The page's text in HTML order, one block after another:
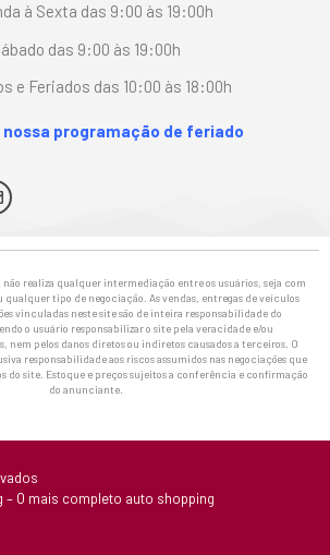
à Sexta das 9:00 às 19:00h
das 9:00 às 19:00h
e Feriados das 10:00 às 18:00h
programação de feriado
realiza qualquer intermediação entre os usuários, seja com
qualquer tipo de negociação. As vendas, entregas de veículos
vinculadas neste site são de inteira responsabilidade do
o usuário responsabilizar o site pela veracidade e/ou
nem pelos danos diretos ou indiretos causados a terceiros. O
responsabilidade aos riscos assumidos nas negociações que
do site. Estoque e preços sujeitos a conferência e confirmação
do anunciante.
– O mais completo auto shopping